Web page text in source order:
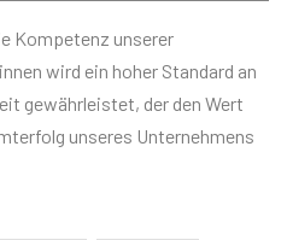
Kompetenz unserer
wird ein hoher Standard an
gewährleistet, der den Wert
unseres Unternehmens